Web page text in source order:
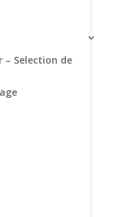
– Selection de